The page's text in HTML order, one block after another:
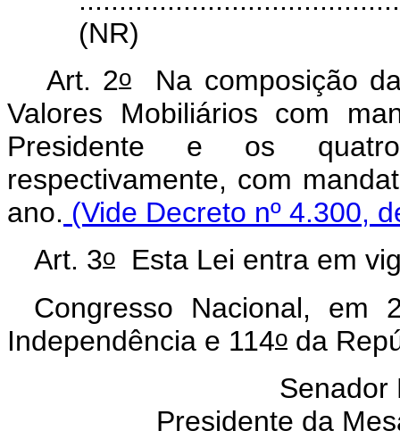
(NR)
Art. 2o
Na composição
Valores Mobiliários com
Presidente e os
respectivamente, com
ano. (Vide Decreto nº 4.300,
Art. 3o
Esta Lei entra em
Congresso Nacional,
Independência e 114o da
Senador
Presidente da